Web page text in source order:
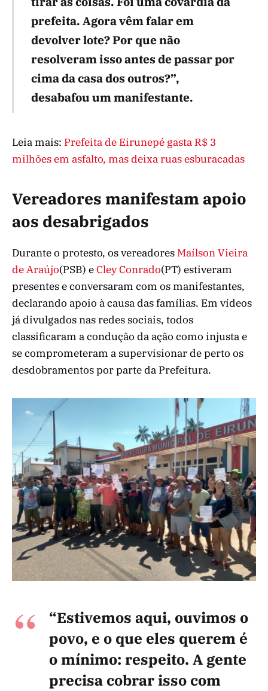
prefeita. Agora vêm falar em
devolver lote? Por que não
resolveram isso antes de passar por
cima da casa dos outros?”,
desabafou um manifestante.
Leia mais: Prefeita de Eirunepé gasta R$ 3
milhões em asfalto, mas deixa ruas esburacadas
Vereadores manifestam apoio
aos desabrigados
Durante o protesto, os vereadores Maílson Vieira
de Araújo(PSB) eCley Conrado(PT) estiveram
presentes e conversaram com os manifestantes,
declarando apoio à causa das famílias. Em vídeos
já divulgados nas redes sociais, todos
classificaram a condução da ação como injusta e
se comprometeram a supervisionar de perto os
desdobramentos por parte da Prefeitura.
“Estivemos aqui, ouvimos o
povo, e o que eles querem é
o mínimo: respeito. A gente
precisa cobrar isso com